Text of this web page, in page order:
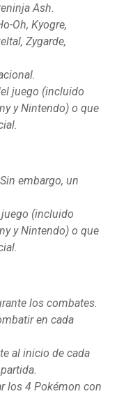
Ash.
Oh, Kyogre,
Zygarde,
juego (incluido
y Nintendo) o que
embargo, un
(incluido
y Nintendo) o que
los combates.
en cada
al inicio de cada
los 4 Pokémon con